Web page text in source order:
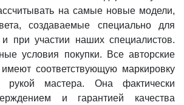
на самые новые модели,
создаваемые специально для
при участии наших специалистов.
условия покупки. Все авторские
соответствующую маркировку
рукой мастера. Она фактически
и гарантией качества